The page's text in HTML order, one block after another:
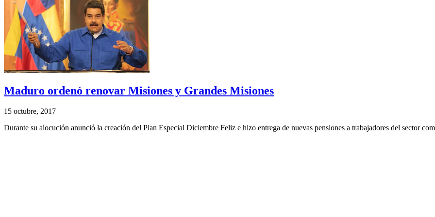
Maduro ordenó renovar Misiones y Grandes Misiones
15 octubre, 2017
Durante su alocución anunció la creación del Plan Especial Diciembre Feliz e hizo entrega de nuevas pensiones a trabajadores del sector